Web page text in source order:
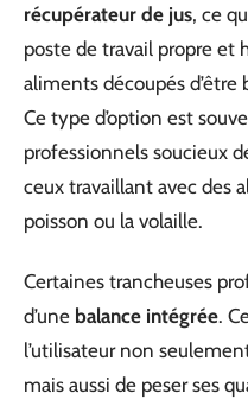
récupérateur de jus, ce
poste de travail propre
aliments découpés d’être
Ce type d’option est
professionnels soucieux
ceux travaillant avec des
poisson ou la volaille.
Certaines trancheuses
d’une balance intégrée.
l’utilisateur non
mais aussi de peser ses